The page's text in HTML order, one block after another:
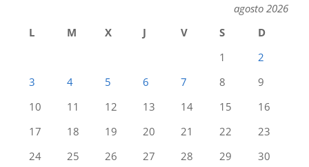
agosto 2026
L
M X J V S
D
1
2
3
4 5 6 7 8
9
10
11 12 13 14 15
16
17
18 19 20 21 22
23
24
25 26 27 28 29
30